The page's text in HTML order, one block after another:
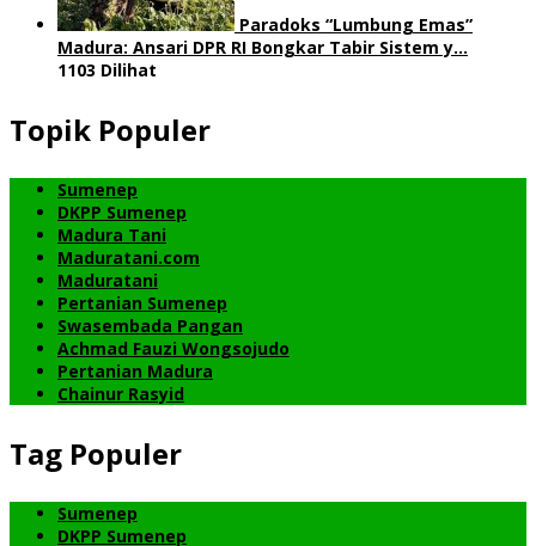
Paradoks “Lumbung Emas”
Madura: Ansari DPR RI Bongkar Tabir Sistem y…
1103 Dilihat
Topik Populer
Sumenep
DKPP Sumenep
Madura Tani
Maduratani.com
Maduratani
Pertanian Sumenep
Swasembada Pangan
Achmad Fauzi Wongsojudo
Pertanian Madura
Chainur Rasyid
Tag Populer
Sumenep
DKPP Sumenep